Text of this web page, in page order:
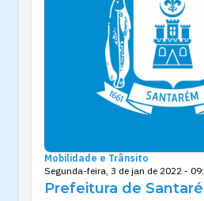
Mobilidade e Trânsito
Segunda-feira, 3 de jan de 2022 -
Prefeitura de